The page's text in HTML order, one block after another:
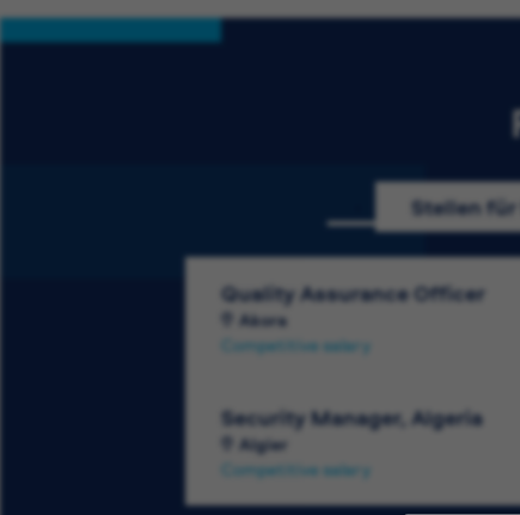
Stellen für
Quality Assurance Officer
Akora
Competitive salary
Security Manager, Algeria
Algier
Competitive salary